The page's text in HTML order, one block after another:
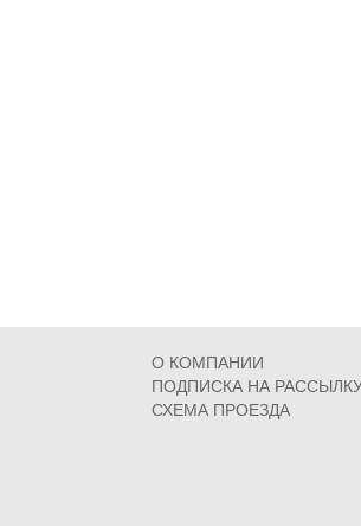
О КОМПАНИИ
ПОДПИСКА НА
СХЕМА ПРОЕЗДА